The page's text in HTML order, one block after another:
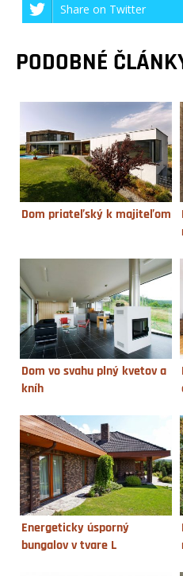
Share on Twitter
PODOBNÉ
Dom priateľský k majiteľom
Dom vo svahu plný kvetov a
kníh
Energeticky úsporný
bungalov v tvare L